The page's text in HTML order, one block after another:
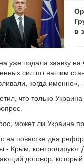
в
уже подала заявку
сил по нашим
когда
что только
может ли Украина
на повестке дня
- Крым, контролируют
договор,